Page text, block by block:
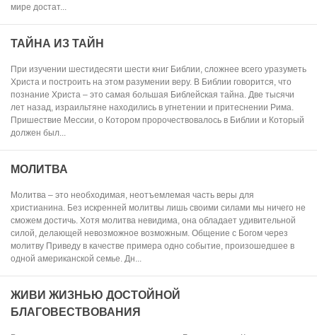
мире достат...
ТАЙНА ИЗ ТАЙН
При изучении шестидесяти шести книг Библии, сложнее всего уразуметь
Христа и построить на этом разумении веру. В Библии говорится, что
познание Христа – это самая большая Библейская тайна. Две тысячи
лет назад, израильтяне находились в угнетении и притеснении Рима.
Пришествие Мессии, о Котором пророчествовалось в Библии и Который
должен был...
МОЛИТВА
Молитва – это необходимая, неотъемлемая часть веры для
христианина. Без искренней молитвы лишь своими силами мы ничего не
сможем достичь. Хотя молитва невидима, она обладает удивительной
силой, делающей невозможное возможным. Общение с Богом через
молитву Приведу в качестве примера одно событие, произошедшее в
одной американской семье. Дн...
ЖИВИ ЖИЗНЬЮ ДОСТОЙНОЙ
БЛАГОВЕСТВОВАНИЯ